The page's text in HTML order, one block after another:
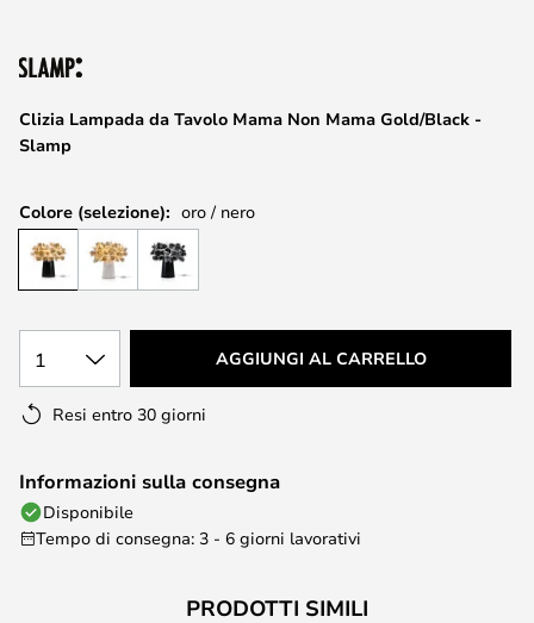
immagini
Clizia Lampada da Tavolo Mama Non Mama Gold/Black -
Slamp
Colore (selezione): oro / nero
1 AGGIUNGI AL CARRELLO
Resi entro 30 giorni
Informazioni sulla consegna
Disponibile
Tempo di consegna: 3 - 6 giorni lavorativi
PRODOTTI SIMILI